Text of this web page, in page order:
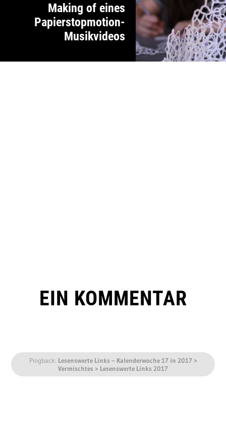
Making of eines
Papierstopmotion-
Musikvideos
EIN KOMMENTAR
Pingback: Lesenswerte Links – Kalenderwoche 17 in 2017 >
Vermischtes > Lesenswerte Links 2017